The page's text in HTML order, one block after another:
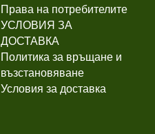
Права на потребителите
УСЛОВИЯ ЗА
ДОСТАВКА
Политика за връщане и
възстановяване
Условия за доставка